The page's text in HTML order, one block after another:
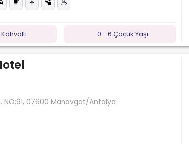
0 - 6 Çocuk Yaşı
NO:91, 07600 Manavgat/Antalya